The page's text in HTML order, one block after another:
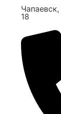
Чапаевск,
18